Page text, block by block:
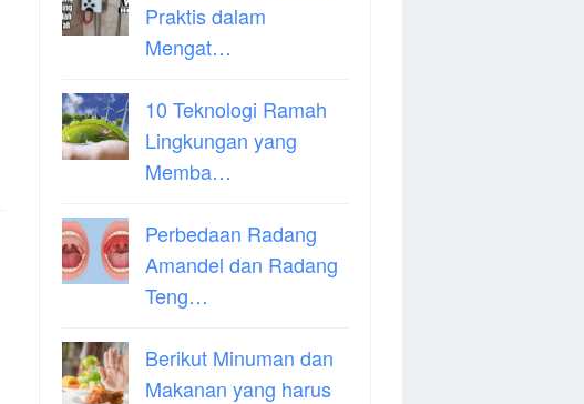
Praktis dalam
Mengat…
10 Teknologi Ramah
Lingkungan yang
Memba…
Perbedaan Radang
Amandel dan Radang
Teng…
Berikut Minuman dan
Makanan yang harus